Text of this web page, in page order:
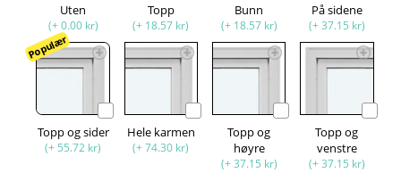
Uten
(+ 0.00 kr)
Topp
(+ 18.57 kr)
Bunn
(+ 18.57 kr)
På sidene
(+ 37.15 kr)
Populær
Topp og sider
(+ 55.72 kr)
Hele karmen
(+ 74.30 kr)
Topp og
høyre
(+ 37.15 kr)
Topp og
venstre
(+ 37.15 kr)